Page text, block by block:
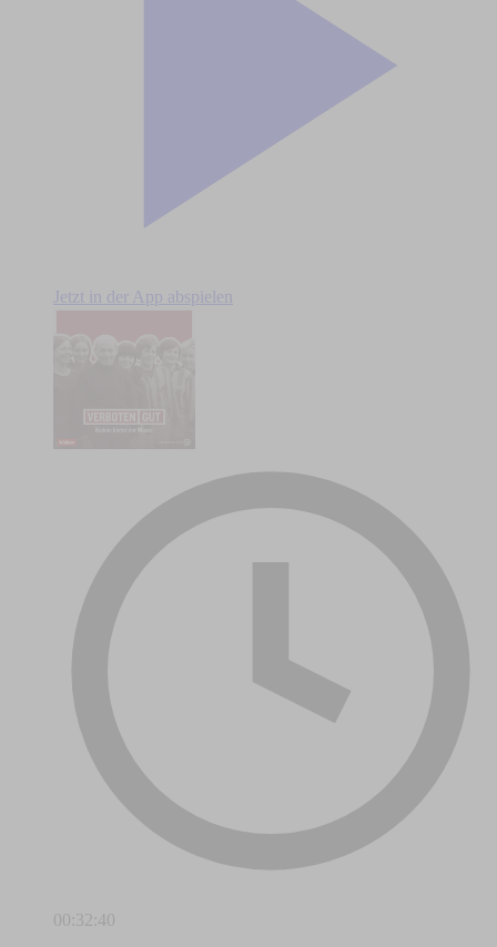
Jetzt in der App abspielen
00:32:40